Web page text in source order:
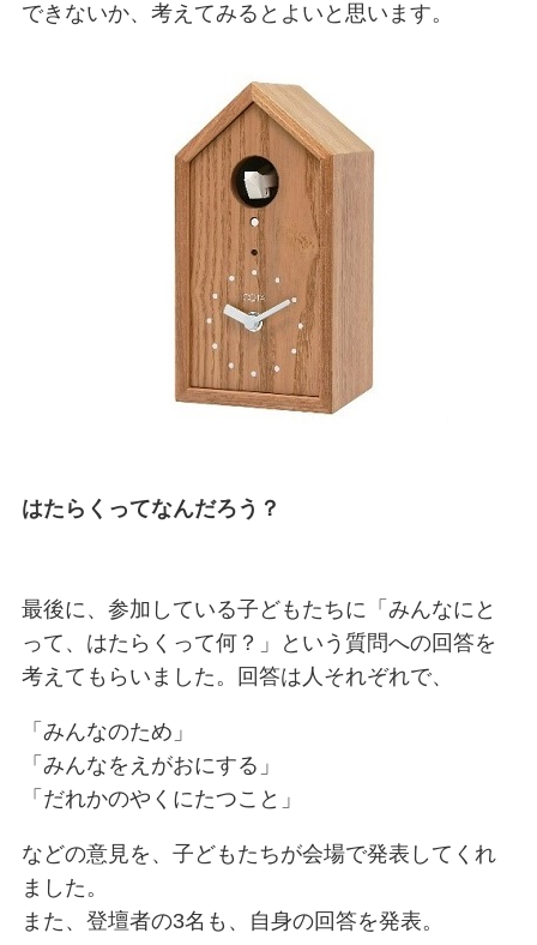
できないか、考えてみるとよいと思います。
はたらくってなんだろう？
最後に、参加している子どもたちに「みんなにと
って、はたらくって何？」という質問への回答を
考えてもらいました。回答は人それぞれで、
「みんなのため」
「みんなをえがおにする」
「だれかのやくにたつこと」
などの意見を、子どもたちが会場で発表してくれ
ました。
また、登壇者の3名も、自身の回答を発表。